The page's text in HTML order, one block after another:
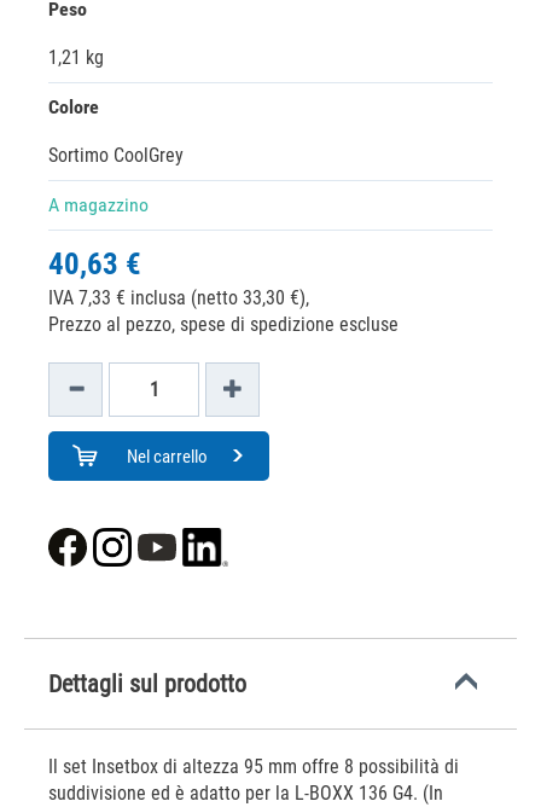
Peso
1,21 kg
Colore
Sortimo CoolGrey
A magazzino
40,63 €
IVA 7,33 € inclusa (netto 33,30 €),
Prezzo al pezzo, spese di spedizione escluse
Nel carrello
Dettagli sul prodotto
Il set Insetbox di altezza 95 mm offre 8 possibilità di
suddivisione ed è adatto per la L-BOXX 136 G4. (In